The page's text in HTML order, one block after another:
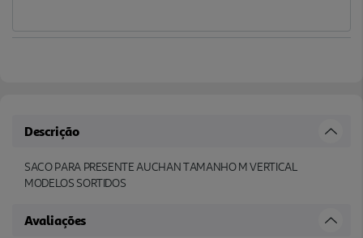
Descrição
SACO PARA PRESENTE AUCHAN TAMANHO M VERTICAL
MODELOS SORTIDOS
Avaliações